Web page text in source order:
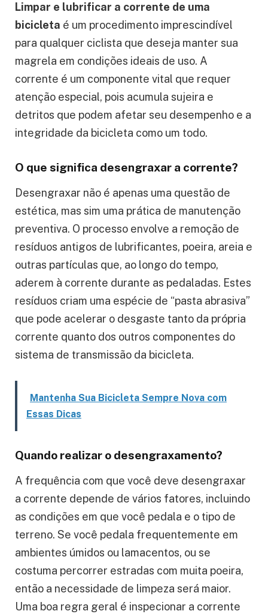
Limpar e lubrificar a corrente de uma
bicicleta é um procedimento imprescindível
para qualquer ciclista que deseja manter sua
magrela em condições ideais de uso. A
corrente é um componente vital que requer
atenção especial, pois acumula sujeira e
detritos que podem afetar seu desempenho e a
integridade da bicicleta como um todo.
O que significa desengraxar a corrente?
Desengraxar não é apenas uma questão de
estética, mas sim uma prática de manutenção
preventiva. O processo envolve a remoção de
resíduos antigos de lubrificantes, poeira, areia e
outras partículas que, ao longo do tempo,
aderem à corrente durante as pedaladas. Estes
resíduos criam uma espécie de “pasta abrasiva”
que pode acelerar o desgaste tanto da própria
corrente quanto dos outros componentes do
sistema de transmissão da bicicleta.
Mantenha Sua Bicicleta Sempre Nova com
Essas Dicas
Quando realizar o desengraxamento?
A frequência com que você deve desengraxar
a corrente depende de vários fatores, incluindo
as condições em que você pedala e o tipo de
terreno. Se você pedala frequentemente em
ambientes úmidos ou lamacentos, ou se
costuma percorrer estradas com muita poeira,
então a necessidade de limpeza será maior.
Uma boa regra geral é inspecionar a corrente